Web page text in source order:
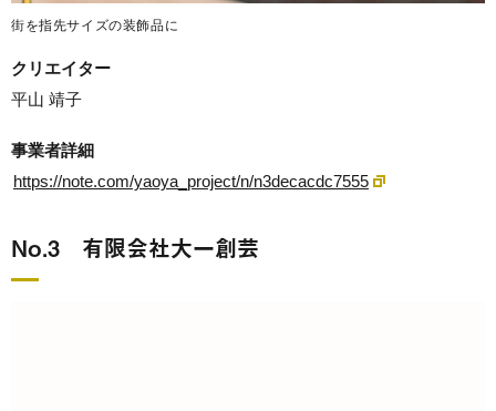
街を指先サイズの装飾品に
クリエイター
平山 靖子
事業者詳細
https://note.com/yaoya_project/n/n3decacdc7555
No.3 有限会社大一創芸